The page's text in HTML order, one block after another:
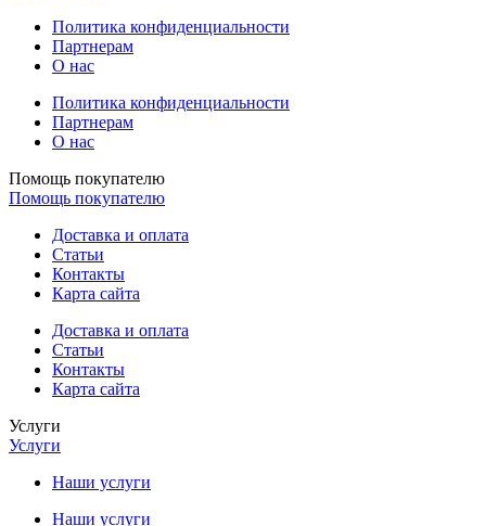
Политика конфиденциальности
Партнерам
О нас
Политика конфиденциальности
Партнерам
О нас
Помощь покупателю
Помощь покупателю
Доставка и оплата
Статьи
Контакты
Карта сайта
Доставка и оплата
Статьи
Контакты
Карта сайта
Услуги
Услуги
Наши услуги
Наши услуги